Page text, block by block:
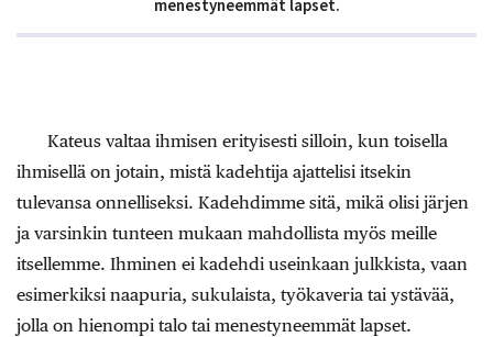
menestyneemmät lapset.
Kateus valtaa ihmisen erityisesti silloin, kun toisella
ihmisellä on jotain, mistä kadehtija ajattelisi itsekin
tulevansa onnelliseksi. Kadehdimme sitä, mikä olisi järjen
ja varsinkin tunteen mukaan mahdollista myös meille
itsellemme. Ihminen ei kadehdi useinkaan julkkista, vaan
esimerkiksi naapuria, sukulaista, työkaveria tai ystävää,
jolla on hienompi talo tai menestyneemmät lapset.